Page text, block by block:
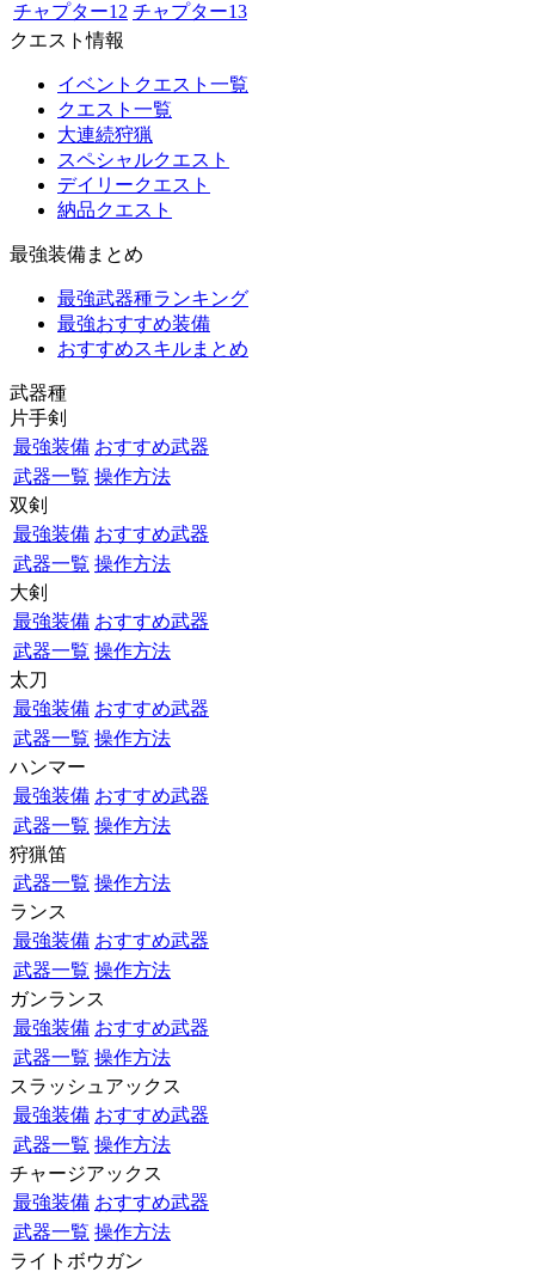
チャプター12 チャプター13
クエスト情報
イベントクエスト一覧
クエスト一覧
大連続狩猟
スペシャルクエスト
デイリークエスト
納品クエスト
最強装備まとめ
最強武器種ランキング
最強おすすめ装備
おすすめスキルまとめ
武器種
片手剣
最強装備 おすすめ武器
武器一覧 操作方法
双剣
最強装備 おすすめ武器
武器一覧 操作方法
大剣
最強装備 おすすめ武器
武器一覧 操作方法
太刀
最強装備 おすすめ武器
武器一覧 操作方法
ハンマー
最強装備 おすすめ武器
武器一覧 操作方法
狩猟笛
武器一覧 操作方法
ランス
最強装備 おすすめ武器
武器一覧 操作方法
ガンランス
最強装備 おすすめ武器
武器一覧 操作方法
スラッシュアックス
最強装備 おすすめ武器
武器一覧 操作方法
チャージアックス
最強装備 おすすめ武器
武器一覧 操作方法
ライトボウガン